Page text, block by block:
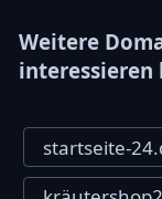
Weitere
interessieren
startseite-